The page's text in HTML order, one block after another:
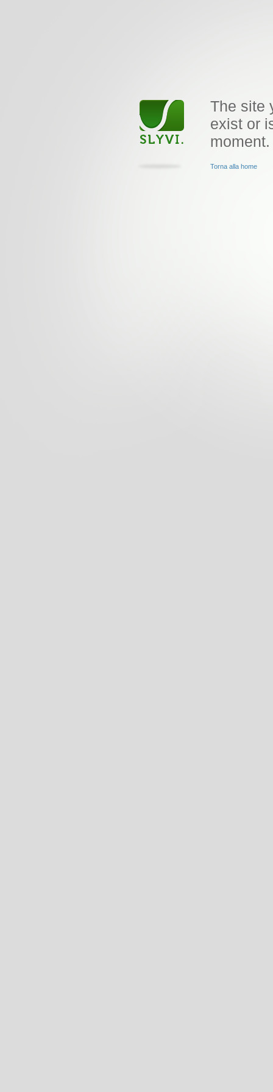
The site
exist or
moment.
Torna alla home